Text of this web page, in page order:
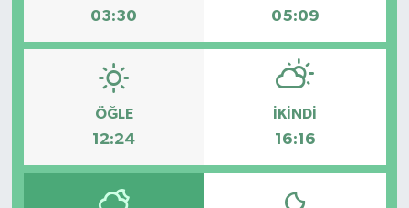
03:30 05:09
ÖĞLE
12:24
İKINDI
16:16
Gömeç
Gönen